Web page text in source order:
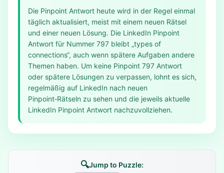
Die Pinpoint Antwort heute wird in der Regel einmal
täglich aktualisiert, meist mit einem neuen Rätsel
und einer neuen Lösung. Die LinkedIn Pinpoint
Antwort für Nummer 797 bleibt „types of
connections“, auch wenn spätere Aufgaben andere
Themen haben. Um keine Pinpoint 797 Antwort
oder spätere Lösungen zu verpassen, lohnt es sich,
regelmäßig auf LinkedIn nach neuen
Pinpoint‑Rätseln zu sehen und die jeweils aktuelle
LinkedIn Pinpoint Antwort nachzuvollziehen.
🔍Jump to Puzzle: